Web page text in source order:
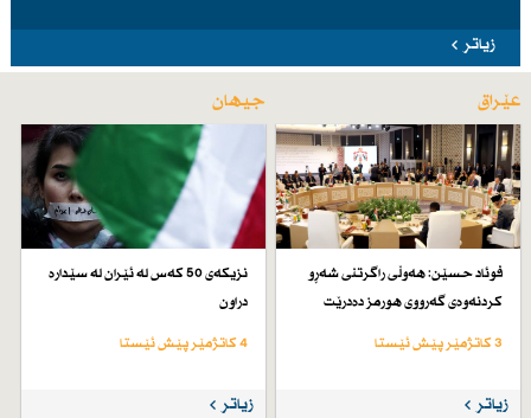
زیاتر
عێراق
فوئاد حسێن: هەوڵی راگرتنی شەڕو
كردنەوەی گەرووی هورمز دەدرێت
3 کاتژمێر پێش ئێستا
زیاتر
جیهان
نزیكەی 50 كەس لە ئێران لە سێدارە
دراون
4 کاتژمێر پێش ئێستا
زیاتر